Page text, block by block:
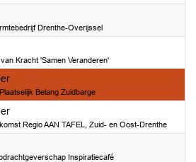
Drenthe-Overijssel
Kracht 'Samen Veranderen'
2025
Belang Zuidbarge
2025
Regio AAN TAFEL, Zuid- en Oost-Drenthe
Inspiratiecafé